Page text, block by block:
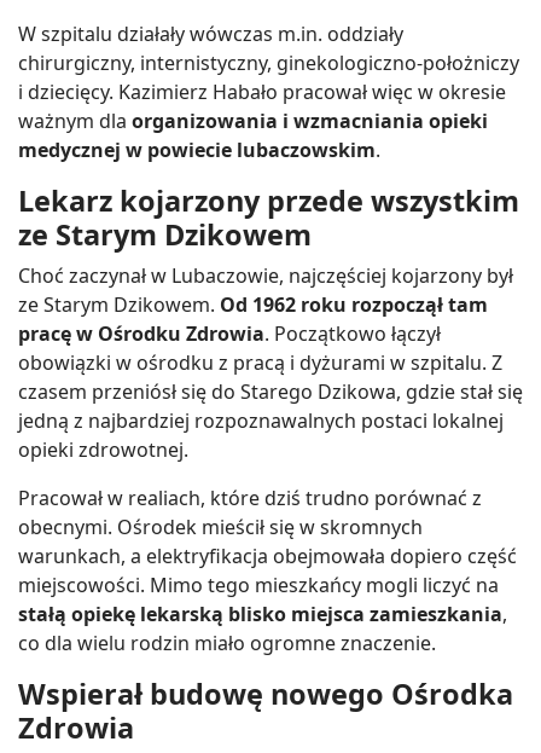
W szpitalu działały wówczas m.in. oddziały
chirurgiczny, internistyczny, ginekologiczno-położniczy
i dziecięcy. Kazimierz Habało pracował więc w okresie
ważnym dla organizowania i wzmacniania opieki
medycznej w powiecie lubaczowskim.
Lekarz kojarzony przede wszystkim
ze Starym Dzikowem
Choć zaczynał w Lubaczowie, najczęściej kojarzony był
ze Starym Dzikowem. Od 1962 roku rozpoczął tam
pracę w Ośrodku Zdrowia. Początkowo łączył
obowiązki w ośrodku z pracą i dyżurami w szpitalu. Z
czasem przeniósł się do Starego Dzikowa, gdzie stał się
jedną z najbardziej rozpoznawalnych postaci lokalnej
opieki zdrowotnej.
Pracował w realiach, które dziś trudno porównać z
obecnymi. Ośrodek mieścił się w skromnych
warunkach, a elektryfikacja obejmowała dopiero część
miejscowości. Mimo tego mieszkańcy mogli liczyć na
stałą opiekę lekarską blisko miejsca zamieszkania,
co dla wielu rodzin miało ogromne znaczenie.
Wspierał budowę nowego Ośrodka
Zdrowia